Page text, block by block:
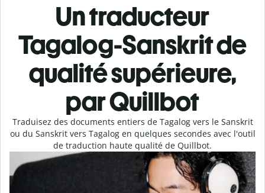
Un traducteur
Tagalog-Sanskrit de
qualité supérieure,
par Quillbot
Traduisez des documents entiers de Tagalog vers le Sanskrit
ou du Sanskrit vers Tagalog en quelques secondes avec l'outil
de traduction haute qualité de Quillbot.